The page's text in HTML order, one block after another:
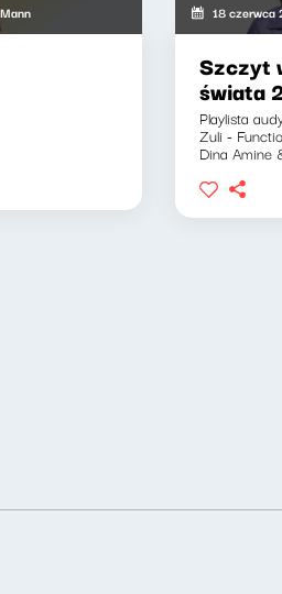
18 czerwca
Szczyt
świata
Playlista
Zuli -
Dina Amine